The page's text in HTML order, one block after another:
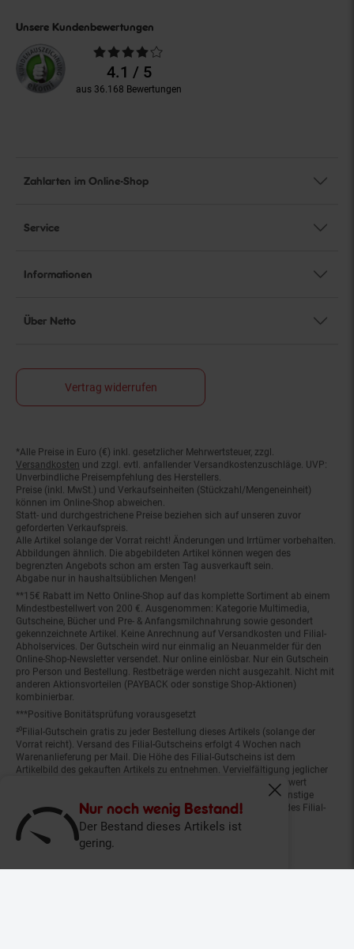
Nur noch wenig Bestand!
Der Bestand dieses Artikels ist
gering.
Fenster
Unsere Kundenbewertungen
Durchschnittliche
Bewertungen4.1 / 5
aus 36.168 Bewertungen
Zahlarten im Online-Shop
Service
Informationen
Über Netto
Vertrag widerrufen
Fußnoten
*Alle Preise in Euro (€) inkl. gesetzlicher Mehrwertsteuer, zzgl.
Versandkosten und zzgl. evtl. anfallender Versandkostenzuschläge. UVP:
Unverbindliche Preisempfehlung des Herstellers.
Preise (inkl. MwSt.) und Verkaufseinheiten (Stückzahl/Mengeneinheit)
können im Online-Shop abweichen.
Statt- und durchgestrichene Preise beziehen sich auf unseren zuvor
geforderten Verkaufspreis.
Alle Artikel solange der Vorrat reicht! Änderungen und Irrtümer vorbehalten.
Abbildungen ähnlich. Die abgebildeten Artikel können wegen des
begrenzten Angebots schon am ersten Tag ausverkauft sein.
Abgabe nur in haushaltsüblichen Mengen!
**15€ Rabatt im Netto Online-Shop auf das komplette Sortiment ab einem
Mindestbestellwert von 200 €. Ausgenommen: Kategorie Multimedia,
Gutscheine, Bücher und Pre- & Anfangsmilchnahrung sowie gesondert
gekennzeichnete Artikel. Keine Anrechnung auf Versandkosten und Filial-
Abholservices. Der Gutschein wird nur einmalig an Neuanmelder für den
Online-Shop-Newsletter versendet. Nur online einlösbar. Nur ein Gutschein
pro Person und Bestellung. Restbeträge werden nicht ausgezahlt. Nicht mit
anderen Aktionsvorteilen (PAYBACK oder sonstige Shop-Aktionen)
kombinierbar.
***Positive Bonitätsprüfung vorausgesetzt
²⁰Filial-Gutschein gratis zu jeder Bestellung dieses Artikels (solange der
Vorrat reicht). Versand des Filial-Gutscheins erfolgt 4 Wochen nach
Warenanlieferung per Mail. Die Höhe des Filial-Gutscheins ist dem
Artikelbild des gekauften Artikels zu entnehmen. Vervielfältigung jeglicher
Art nicht gestattet. Der Filial-Gutschein ist ohne Mindesteinkaufswert
einlösbar. Nicht mit anderen Aktionsvorteilen (PAYBACK oder sonstige
Shop-Aktionen) kombinierbar. Der jeweilige Gültigkeitszeitraum des Filial-
Gutscheins ist darauf vermerkt.